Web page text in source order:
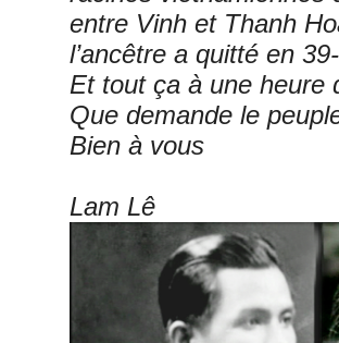
entre Vinh et Thanh
l’ancêtre a quitté en
Et tout ça à une heure
Que demande le
Bien à vous
Lam Lê